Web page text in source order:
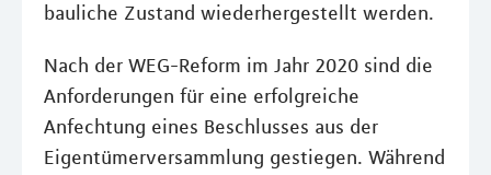
bauliche Zustand wiederhergestellt werden.
Nach der WEG-Reform im Jahr 2020 sind die
Anforderungen für eine erfolgreiche
Anfechtung eines Beschlusses aus der
Eigentümerversammlung gestiegen. Während